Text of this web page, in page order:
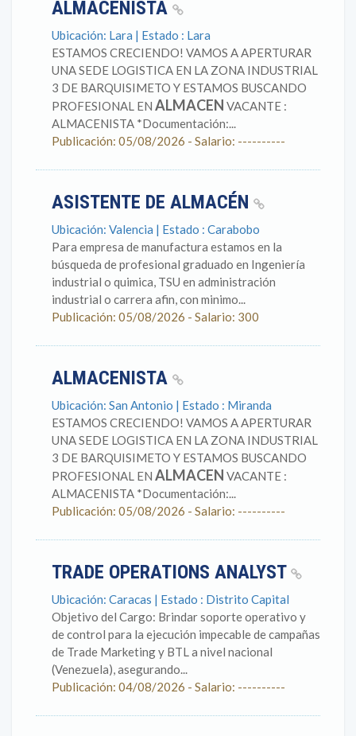
ALMACENISTA
Ubicación: Lara | Estado : Lara
ESTAMOS CRECIENDO! VAMOS A APERTURAR
UNA SEDE LOGISTICA EN LA ZONA INDUSTRIAL
3 DE BARQUISIMETO Y ESTAMOS BUSCANDO
PROFESIONAL EN ALMACEN VACANTE :
ALMACENISTA *Documentación:...
Publicación: 05/08/2026 - Salario: ----------
ASISTENTE DE ALMACÉN
Ubicación: Valencia | Estado : Carabobo
Para empresa de manufactura estamos en la
búsqueda de profesional graduado en Ingeniería
industrial o quimica, TSU en administración
industrial o carrera afin, con minimo...
Publicación: 05/08/2026 - Salario: 300
ALMACENISTA
Ubicación: San Antonio | Estado : Miranda
ESTAMOS CRECIENDO! VAMOS A APERTURAR
UNA SEDE LOGISTICA EN LA ZONA INDUSTRIAL
3 DE BARQUISIMETO Y ESTAMOS BUSCANDO
PROFESIONAL EN ALMACEN VACANTE :
ALMACENISTA *Documentación:...
Publicación: 05/08/2026 - Salario: ----------
TRADE OPERATIONS ANALYST
Ubicación: Caracas | Estado : Distrito Capital
Objetivo del Cargo: Brindar soporte operativo y
de control para la ejecución impecable de campañas
de Trade Marketing y BTL a nivel nacional
(Venezuela), asegurando...
Publicación: 04/08/2026 - Salario: ----------